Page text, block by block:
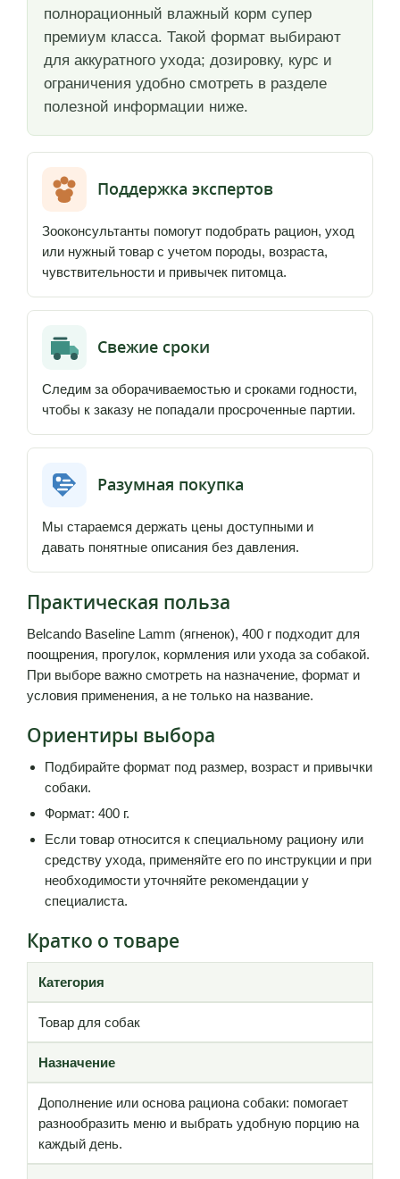
полнорационный влажный корм супер
премиум класса. Такой формат выбирают
для аккуратного ухода; дозировку, курс и
ограничения удобно смотреть в разделе
полезной информации ниже.
Поддержка экспертов
Зооконсультанты помогут подобрать рацион, уход
или нужный товар с учетом породы, возраста,
чувствительности и привычек питомца.
Свежие сроки
Следим за оборачиваемостью и сроками годности,
чтобы к заказу не попадали просроченные партии.
Разумная покупка
Мы стараемся держать цены доступными и
давать понятные описания без давления.
Практическая польза
Belcando Baseline Lamm (ягненок), 400 г подходит для
поощрения, прогулок, кормления или ухода за собакой.
При выборе важно смотреть на назначение, формат и
условия применения, а не только на название.
Ориентиры выбора
Подбирайте формат под размер, возраст и привычки
собаки.
Формат: 400 г.
Если товар относится к специальному рациону или
средству ухода, применяйте его по инструкции и при
необходимости уточняйте рекомендации у
специалиста.
Кратко о товаре
Категория
Товар для собак
Назначение
Дополнение или основа рациона собаки: помогает
разнообразить меню и выбрать удобную порцию на
каждый день.